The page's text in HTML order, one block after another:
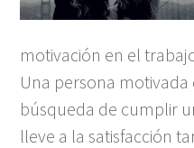
motivación en el
Una persona
búsqueda de cumplir
lleve a la satisfacción